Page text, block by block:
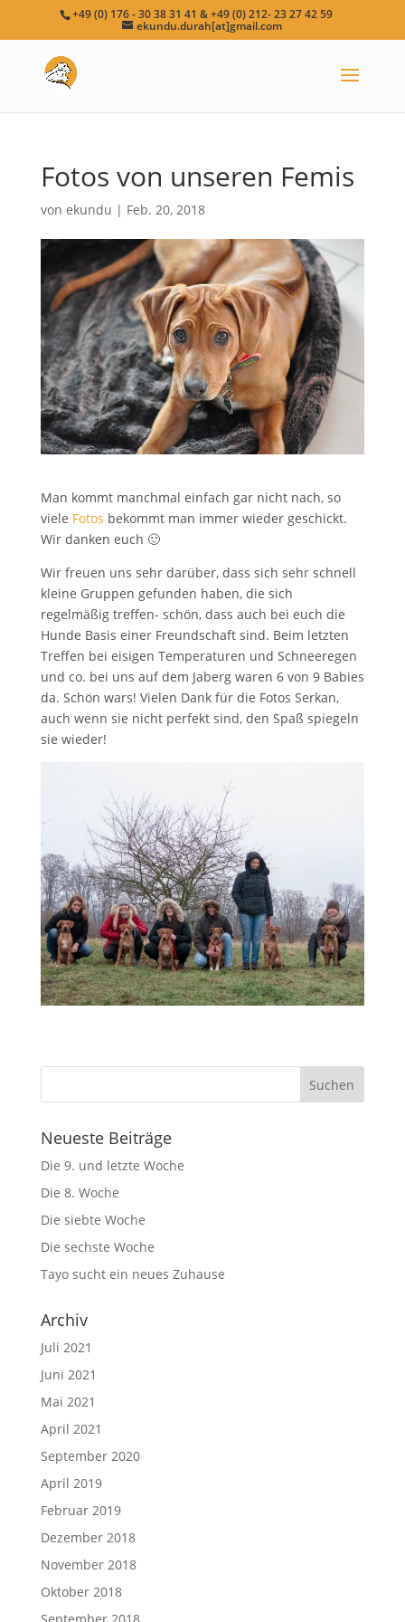
+49 (0) 176 - 30 38 31 41 & +49 (0) 212- 23 27 42 59
ekundu.durah[at]gmail.com
Fotos von unseren Femis
von ekundu | Feb. 20, 2018
Man kommt manchmal einfach gar nicht nach, so
viele Fotos bekommt man immer wieder geschickt.
Wir danken euch 🙂
Wir freuen uns sehr darüber, dass sich sehr schnell
kleine Gruppen gefunden haben, die sich
regelmäßig treffen- schön, dass auch bei euch die
Hunde Basis einer Freundschaft sind. Beim letzten
Treffen bei eisigen Temperaturen und Schneeregen
und co. bei uns auf dem Jaberg waren 6 von 9 Babies
da. Schön wars! Vielen Dank für die Fotos Serkan,
auch wenn sie nicht perfekt sind, den Spaß spiegeln
sie wieder!
Neueste Beiträge
Die 9. und letzte Woche
Die 8. Woche
Die siebte Woche
Die sechste Woche
Tayo sucht ein neues Zuhause
Archiv
Juli 2021
Juni 2021
Mai 2021
April 2021
September 2020
April 2019
Februar 2019
Dezember 2018
November 2018
Oktober 2018